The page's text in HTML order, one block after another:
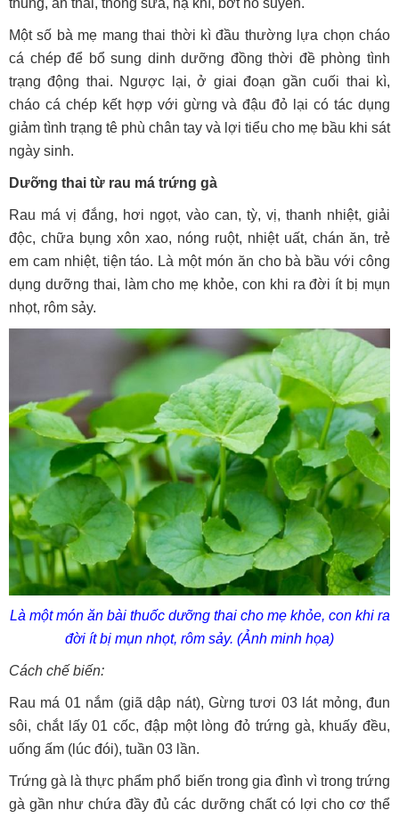
thũng, an thai, thông sữa, hạ khí, bớt ho suyễn.
Một số bà mẹ mang thai thời kì đầu thường lựa chọn cháo
cá chép để bổ sung dinh dưỡng đồng thời đề phòng tình
trạng động thai. Ngược lại, ở giai đoạn gần cuối thai kì,
cháo cá chép kết hợp với gừng và đậu đỏ lại có tác dụng
giảm tình trạng tê phù chân tay và lợi tiểu cho mẹ bầu khi sát
ngày sinh.
Dưỡng thai từ rau má trứng gà
Rau má vị đắng, hơi ngọt, vào can, tỳ, vị, thanh nhiệt, giải
độc, chữa bụng xôn xao, nóng ruột, nhiệt uất, chán ăn, trẻ
em cam nhiệt, tiện táo. Là một món ăn cho bà bầu với công
dụng dưỡng thai, làm cho mẹ khỏe, con khi ra đời ít bị mụn
nhọt, rôm sảy.
Là một món ăn bài thuốc dưỡng thai cho mẹ khỏe, con khi ra
đời ít bị mụn nhọt, rôm sảy. (Ảnh minh họa)
Cách chế biến:
Rau má 01 nắm (giã dập nát), Gừng tươi 03 lát mỏng, đun
sôi, chắt lấy 01 cốc, đập một lòng đỏ trứng gà, khuấy đều,
uống ấm (lúc đói), tuần 03 lần.
Trứng gà là thực phẩm phổ biến trong gia đình vì trong trứng
gà gần như chứa đầy đủ các dưỡng chất có lợi cho cơ thể